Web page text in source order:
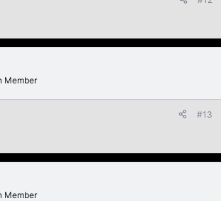
Member
#13
Member